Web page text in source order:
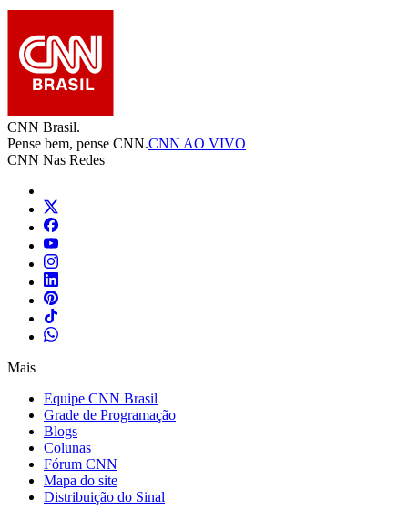
CNN Brasil.
Pense bem, pense CNN.CNN AO VIVO
CNN Nas Redes
Mais
Equipe CNN Brasil
Grade de Programação
Blogs
Colunas
Fórum CNN
Mapa do site
Distribuição do Sinal